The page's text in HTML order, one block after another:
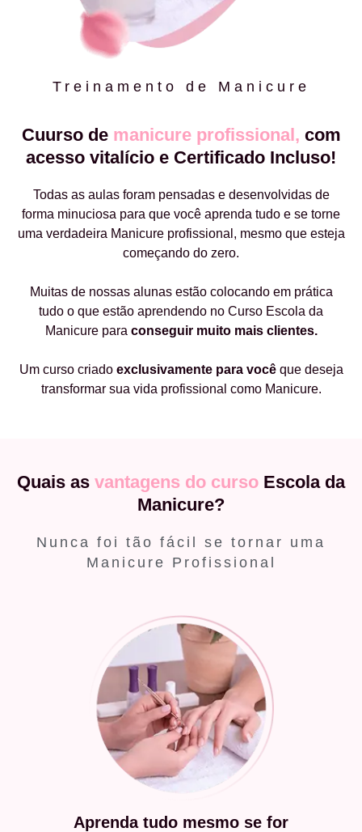
Treinamento de Manicure
Cuurso de manicure profissional, com
acesso vitalício e Certificado Incluso!
Todas as aulas foram pensadas e desenvolvidas de
forma minuciosa para que você aprenda tudo e se torne
uma verdadeira Manicure profissional, mesmo que esteja
começando do zero.
Muitas de nossas alunas estão colocando em prática
tudo o que estão aprendendo no Curso Escola da
Manicure para conseguir muito mais clientes.
Um curso criado exclusivamente para vocêque deseja
transformar sua vida profissional como Manicure.
Quais as vantagens do curso Escola da
Manicure?
Nunca foi tão fácil se tornar uma
Manicure Profissional
Aprenda tudo mesmo se for